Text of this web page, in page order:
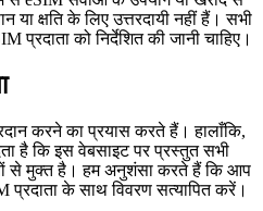
या क्षति के लिए उत्तरदायी नहीं हैं। सभी
को निर्देशित की जानी चाहिए।
करने का प्रयास करते हैं। हालाँकि,
है कि इस वेबसाइट पर प्रस्तुत सभी
से मुक्त है। हम अनुशंसा करते हैं कि आप
प्रदाता के साथ विवरण सत्यापित करें।